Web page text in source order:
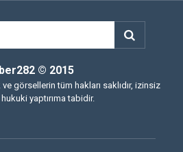
© 2015
görsellerin tüm hakları saklıdır, izinsiz
hukuki yaptırıma tabidir.